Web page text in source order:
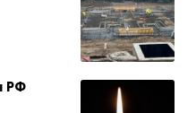
РФ